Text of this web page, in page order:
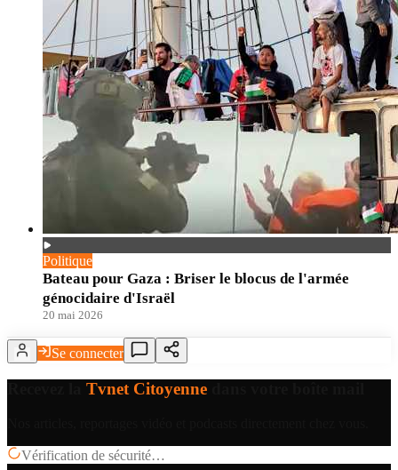
Politique
Bateau pour Gaza : Briser le blocus de l'armée
génocidaire d'Israël
20 mai 2026
Se connecter
Tvnet Citoyenne
Vérification de sécurité…